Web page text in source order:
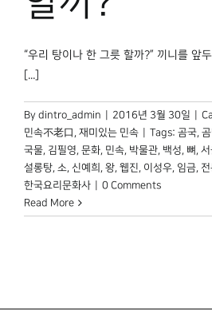
“우리 탕이나 한 그릇 할까?” 끼니를 앞
[...]
By dintro_admin 2016년 3월 30일
민속不老口 , 재미있는 민속 Tags: 곰국,
국물, 김필영, 문화, 민속, 박물관, 백성, 뼈 ,
설롱탕, 소, 신예희 , 왕, 웹진, 이성우, 임금,
한국요리문화사
0 Comments
Read More